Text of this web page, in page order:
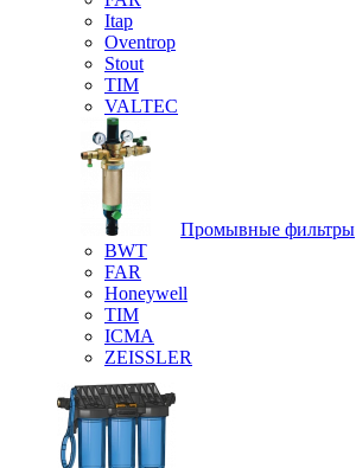
Itap
Oventrop
Stout
TIM
VALTEC
Промывные фильтры
BWT
FAR
Honeywell
TIM
ICMA
ZEISSLER